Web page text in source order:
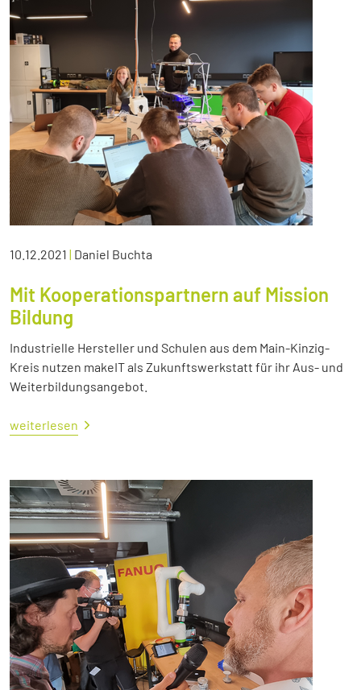
10.12.2021 | Daniel Buchta
Mit Kooperationspartnern auf Mission
Bildung
Industrielle Hersteller und Schulen aus dem Main-Kinzig-
Kreis nutzen makeIT als Zukunftswerkstatt für ihr Aus- und
Weiterbildungsangebot.
weiterlesen